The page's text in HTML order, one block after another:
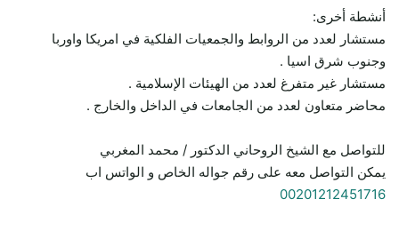
أنشطة أخرى:
مستشار لعدد من الروابط والجمعيات الفلكية في امريكا واوربا
وجنوب شرق اسيا .
مستشار غير متفرغ لعدد من الهيئات الإسلامية .
محاضر متعاون لعدد من الجامعات في الداخل والخارج .
للتواصل مع الشيخ الروحاني الدكتور / محمد المغربي
يمكن التواصل معه على رقم جواله الخاص و الواتس اب
00201212451716